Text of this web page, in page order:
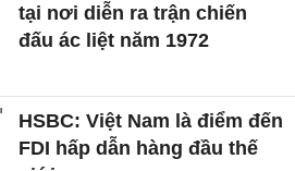
tại nơi diễn ra trận chiến
đấu ác liệt năm 1972
HSBC: Việt Nam là điểm đến
FDI hấp dẫn hàng đầu thế